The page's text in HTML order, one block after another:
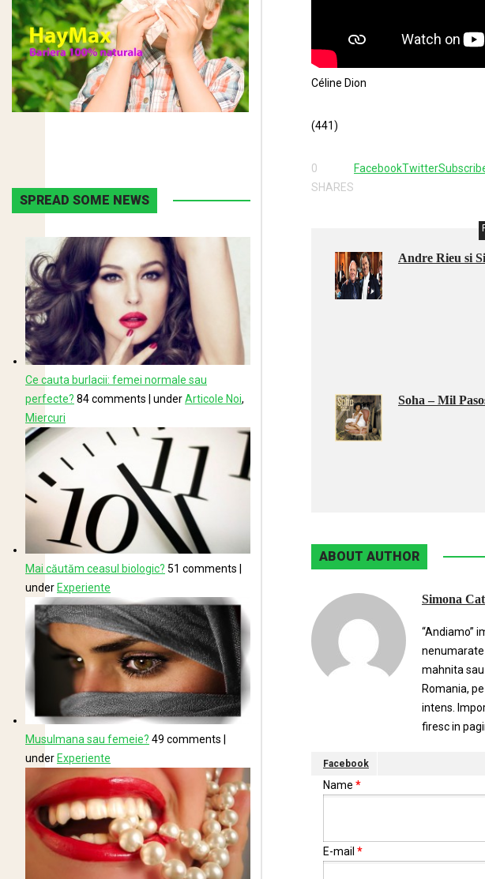
Céline Dion
(441)
0
SHARES
FacebookTwitter
Andre Rieu si
Soha – Mil
ABOUT AUTHOR
Simona
“Andiamo”
nenumarate
mahnita
Romania,
intens.
firesc in
Facebook
Name *
E-mail *
SPREAD SOME NEWS
Ce cauta burlacii: femei normale sau
perfecte? 84 comments | underArticole Noi,
Miercuri
Mai căutăm ceasul biologic? 51 comments
under Experiente
Musulmana sau femeie? 49 comments |
underExperiente